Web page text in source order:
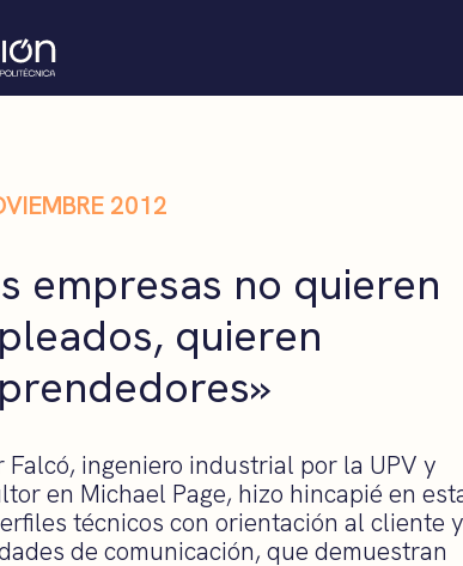
2012
empresas no quieren
quieren
Falcó, ingeniero industrial por la UPV y
en Michael Page, hizo hincapié en
técnicos con orientación al cliente
de comunicación, que demuestran